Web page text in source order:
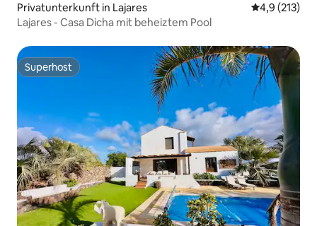
Privatunterkunft in Lajares
4,9 (213)
Lajares - Casa Dicha mit beheiztem Pool
Superhost
Superhost